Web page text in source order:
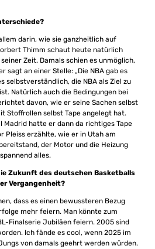
darin, wie sie ganzheitlich auf
Thimm schaut heute natürlich
Zeit. Damals schien es unmöglich,
sagt an einer Stelle: „Die NBA gab es
selbstverständlich, die NBA als Ziel zu
Natürlich auch die Bedingungen bei
davon, wie er seine Sachen selbst
Stoffrollen selbst Tape angelegt hat.
Madrid hatte er dann da richtiges Tape
Pleiss erzählte, wie er in Utah am
der Motor und die Heizung
alles.
Zukunft des deutschen Basketballs
Vergangenheit?
dass es einen bewussteren Bezug
mehr feiern. Man könnte zum
Finalserie Jubiläen feiern. 2005 sind
Ich fände es cool, wenn 2025 im
von damals geehrt werden würden.